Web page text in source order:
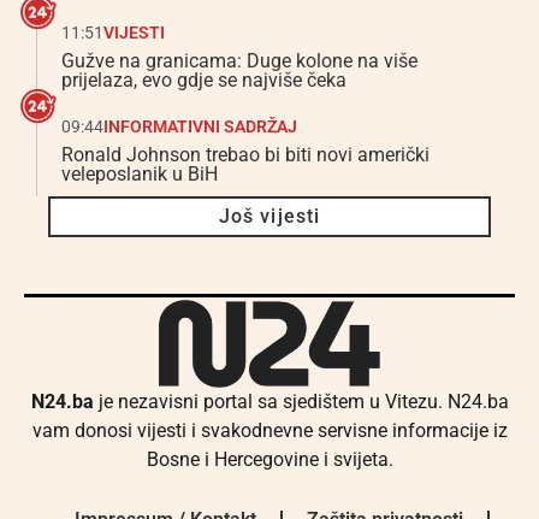
11:51VIJESTI
Gužve na granicama: Duge kolone na više
prijelaza, evo gdje se najviše čeka
09:44INFORMATIVNI SADRŽAJ
Ronald Johnson trebao bi biti novi američki
veleposlanik u BiH
Još vijesti
N24.ba je nezavisni portal sa sjedištem u Vitezu. N24.ba
vam donosi vijesti i svakodnevne servisne informacije iz
Bosne i Hercegovine i svijeta.